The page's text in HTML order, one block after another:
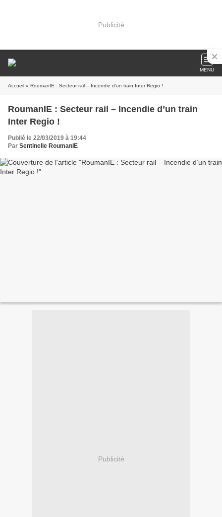
Publicité
MENU
Accueil » RoumanIE : Secteur rail – Incendie d’un train Inter Regio !
RoumanIE : Secteur rail – Incendie d’un train
Inter Regio !
Publié le 22/03/2019 à 19:44
Par Sentinelle RoumanIE
Publicité